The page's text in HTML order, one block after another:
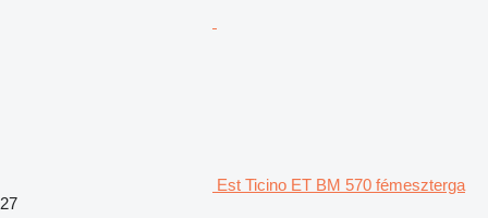
Est Ticino ET BM 570 fémeszterga
27